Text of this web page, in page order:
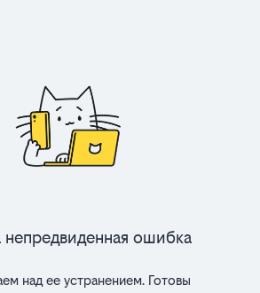
непредвиденная ошибка
над ее устранением. Готовы